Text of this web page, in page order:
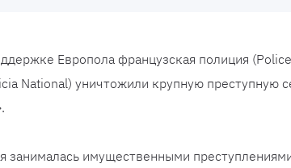
Европола французская полиция
National) уничтожили крупную преступную
занималась имущественными